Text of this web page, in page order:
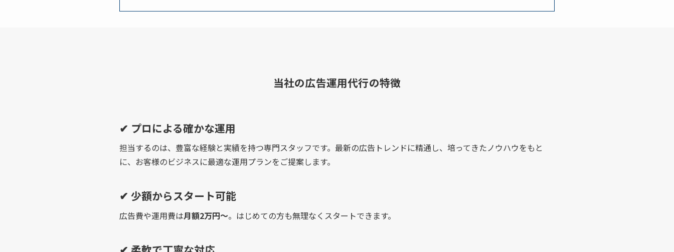
当社の広告運用代行の特徴
✔ プロによる確かな運用
担当するのは、豊富な経験と実績を持つ専門スタッフです。最新の広告トレンドに精通し、培ってきたノウハウをもと
に、お客様のビジネスに最適な運用プランをご提案します。
✔ 少額からスタート可能
広告費や運用費は月額2万円〜。はじめての方も無理なくスタートできます。